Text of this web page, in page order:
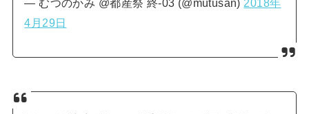
— むつのかみ @都産祭 終-03 (@mutusan) 2018年
4月29日